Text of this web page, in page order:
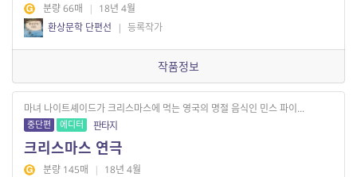
분량 66매 | 18년 4월
환상문학 단편선
| 등록작가
작품정보
마녀 나이트셰이드가 크리스마스에 먹는 영국의 명절 음식인 민스 파이...
중단편 에디터 판타지
크리스마스 연극
분량 145매 | 18년 4월